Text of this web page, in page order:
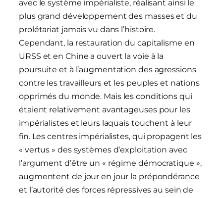
avec le système impérialiste, réalisant ainsi le
plus grand développement des masses et du
prolétariat jamais vu dans l’histoire.
Cependant, la restauration du capitalisme en
URSS et en Chine a ouvert la voie à la
poursuite et à l’augmentation des agressions
contre les travailleurs et les peuples et nations
opprimés du monde. Mais les conditions qui
étaient relativement avantageuses pour les
impérialistes et leurs laquais touchent à leur
fin. Les centres impérialistes, qui propagent les
« vertus » des systèmes d’exploitation avec
l’argument d’être un « régime démocratique »,
augmentent de jour en jour la prépondérance
et l’autorité des forces répressives au sein de